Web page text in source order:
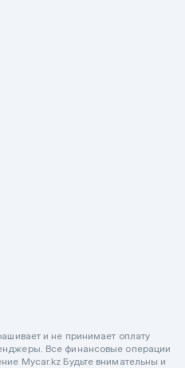
и не принимает оплату
Все финансовые операции
Mycar.kz Будьте внимательны и